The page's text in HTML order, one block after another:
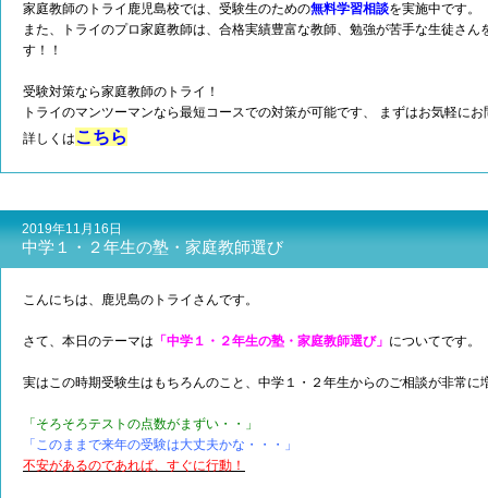
家庭教師のトライ鹿児島校では、受験生のための無料学習相談を実施中です。
また、トライのプロ家庭教師は、合格実績豊富な教師、勉強が苦手な生徒さ
す！！
受験対策なら家庭教師のトライ！
トライのマンツーマンなら最短コースでの対策が可能です、 まずはお気軽に
詳しくはこちら
2019年11月16日
中学１・２年生の塾・家庭教師選び
こんにちは、鹿児島のトライさんです。
さて、本日のテーマは 「中学１・２年生の塾・家庭教師選び」 についてです。
実はこの時期受験生はもちろんのこと、中学１・２年生からのご相談が非常に
「そろそろテストの点数がまずい・・」
「このままで来年の受験は大丈夫かな・・・」
不安があるのであれば、すぐに行動！